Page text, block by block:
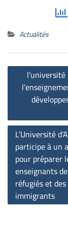
Actualités
Post
navigation
L’Université
participe à un
pour préparer
enseignants
réfugiés et des
immigrants